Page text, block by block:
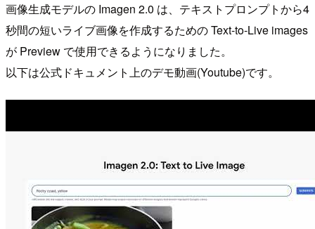
画像生成モデルの Imagen 2.0 は、テキストプロンプトから4
秒間の短いライブ画像を作成するための Text-to-Live images
が Preview で使用できるようになりました。
以下は公式ドキュメント上のデモ動画(Youtube)です。